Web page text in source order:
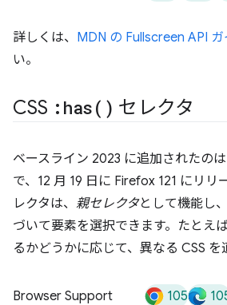
詳しくは、 MDN の Fullscreen API ガ
い。
CSS : has( ) セレクタ
ベースライン 2023 に追加されたのは
で、12 月 19 日に Firefox 121 にリリ
レクタは、 親セレクタとして機能し
づいて要素を選択できます。たとえ
るかどうかに応じて、異なる CSS を
Browser Support 105